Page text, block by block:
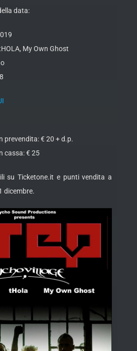
data:
My Own Ghost
prevendita: € 20 + d.p.
cassa: € 25
su Ticketone.it e punti vendita a
dicembre.